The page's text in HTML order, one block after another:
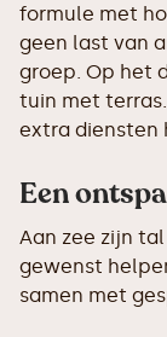
formule met
geen last van
groep. Op het
tuin met
extra diensten
Een
Aan zee zijn
gewenst
samen met